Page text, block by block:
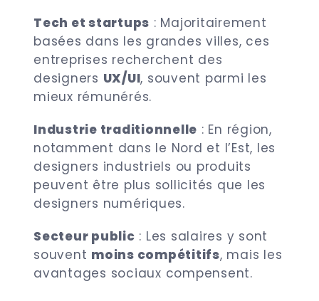
Tech et startups : Majoritairement
basées dans les grandes villes, ces
entreprises recherchent des
designers UX/UI, souvent parmi les
mieux rémunérés.
Industrie traditionnelle : En région,
notamment dans le Nord et l’Est, les
designers industriels ou produits
peuvent être plus sollicités que les
designers numériques.
Secteur public : Les salaires y sont
souvent moins compétitifs, mais les
avantages sociaux compensent.